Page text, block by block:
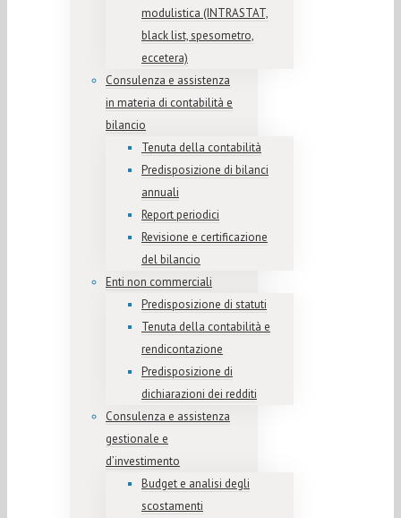
modulistica (INTRASTAT,
black list, spesometro,
eccetera)
Consulenza e assistenza
in materia di contabilità e
bilancio
Tenuta della contabilità
Predisposizione di bilanci
annuali
Report periodici
Revisione e certificazione
del bilancio
Enti non commerciali
Predisposizione di statuti
Tenuta della contabilità e
rendicontazione
Predisposizione di
dichiarazioni dei redditi
Consulenza e assistenza
gestionale e
d’investimento
Budget e analisi degli
scostamenti